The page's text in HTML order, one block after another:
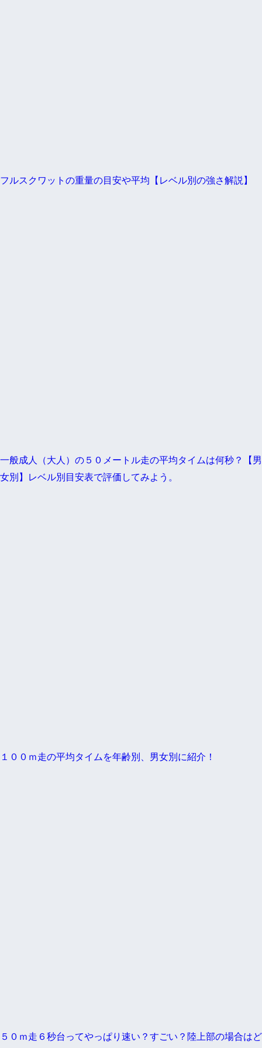
フルスクワットの重量の目安や平均【レベル別の強さ解説】
一般成人（大人）の５０メートル走の平均タイムは何秒？【男
女別】レベル別目安表で評価してみよう。
１００ｍ走の平均タイムを年齢別、男女別に紹介！
５０ｍ走６秒台ってやっぱり速い？すごい？陸上部の場合はど